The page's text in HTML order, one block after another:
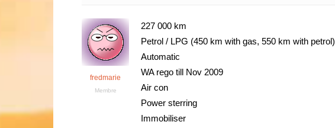
fredmarie
Membre
227 000 km
Petrol / LPG (450 km with gas, 550 km with petrol)
Automatic
WA rego till Nov 2009
Air con
Power sterring
Immobiliser